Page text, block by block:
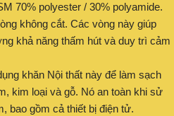
70% polyester / 30% polyamide.
không cắt. Các vòng này giúp
khả năng thấm hút và duy trì cảm
khăn Nội thất này để làm sạch
kim loại và gỗ. Nó an toàn khi sử
bao gồm cả thiết bị điện tử.